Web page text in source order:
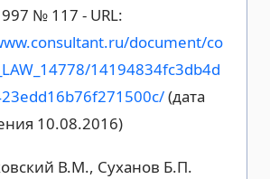
№ 117 - URL:
document/co
14194834fc3db4d
(дата
10.08.2016)
В.М., Суханов Б.П.